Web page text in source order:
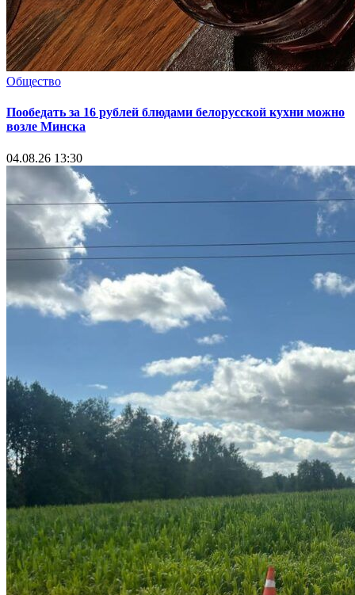
Общество
Пообедать за 16 рублей блюдами белорусской кухни можно
возле Минска
04.08.26 13:30